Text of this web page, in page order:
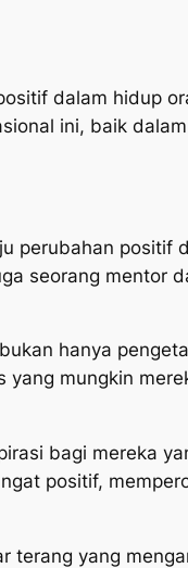
dalam hidup
ini, baik
perubahan positif
seorang mentor
hanya
mungkin
bagi mereka
positif,
terang yang